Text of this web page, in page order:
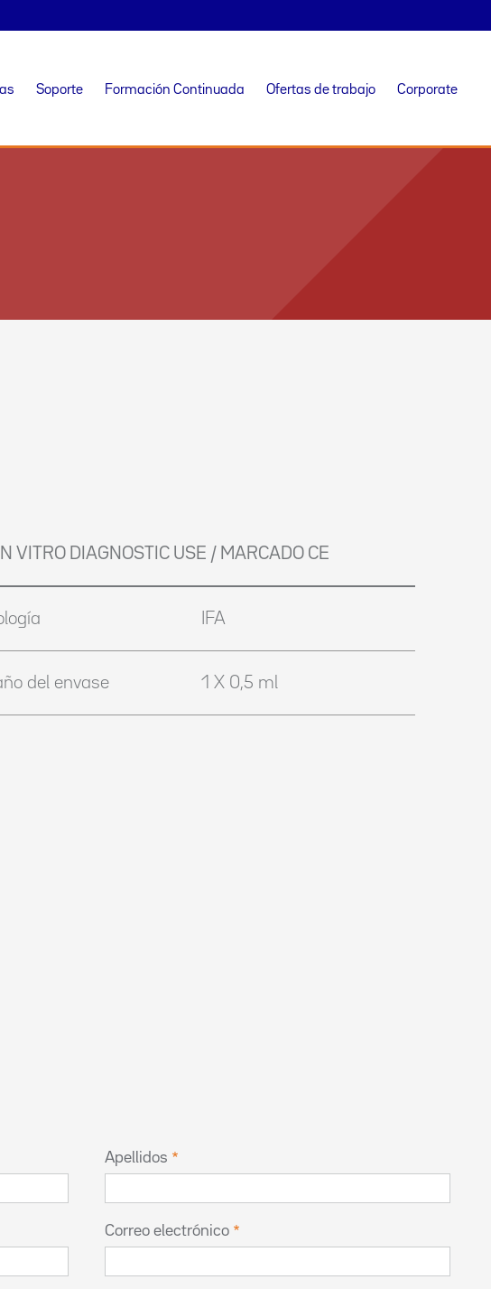
Soporte Formación Continuada Ofertas de trabajo Corporate
VITRO DIAGNOSTIC USE / MARCADO CE
IFA
del envase 1 X 0,5 ml
Apellidos
Correo electrónico